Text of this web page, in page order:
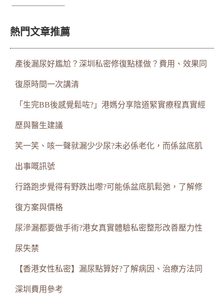
熱門文章推薦
產後漏尿好尷尬？深圳私密修復點樣做？費用、效果同
復原時間一次講清
「生完BB後感覺鬆咗?」港媽分享陰道緊實療程真實經
歷與醫生建議
笑一笑、咳一聲就漏少少尿?未必係老化，而係盆底肌
出事嘅訊號
行路跑步覺得有野跌出嚟?可能係盆底肌鬆弛，了解修
復方案與價格
尿滲漏都要做手術?港女真實體驗私密整形改善壓力性
尿失禁
【香港女性私密】漏尿點算好?了解病因、治療方法同
深圳費用參考